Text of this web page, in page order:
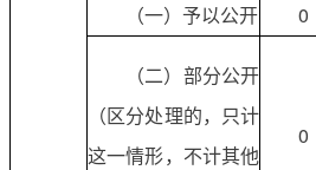
（一）予以公开 0
（二）部分公开
（区分处理的，只计
这一情形，不计其他
0